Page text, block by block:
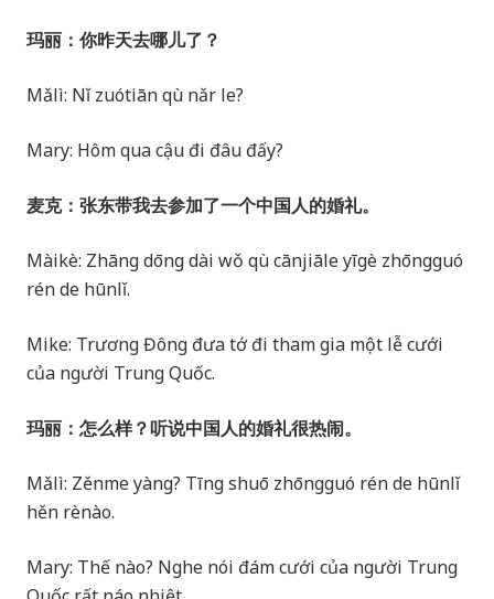
玛丽：你昨天去哪儿了？
Mǎlì: Nǐ zuótiān qù nǎr le?
Mary: Hôm qua cậu đi đâu đấy?
麦克：张东带我去参加了一个中国人的婚礼。
Màikè: Zhāng dōng dài wǒ qù cānjiāle yīgè zhōngguó
rén de hūnlǐ.
Mike: Trương Đông đưa tớ đi tham gia một lễ cưới
của người Trung Quốc.
玛丽：怎么样？听说中国人的婚礼很热闹。
Mǎlì: Zěnme yàng? Tīng shuō zhōngguó rén de hūnlǐ
hěn rènào.
Mary: Thế nào? Nghe nói đám cưới của người Trung